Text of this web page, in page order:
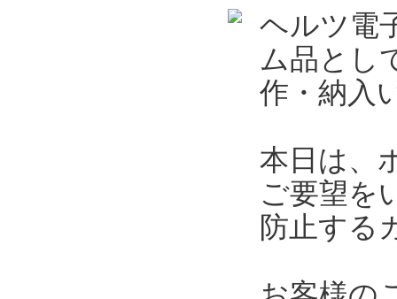
ヘルツ電
ム品とし
作・納入
本日は、
ご要望を
防止する